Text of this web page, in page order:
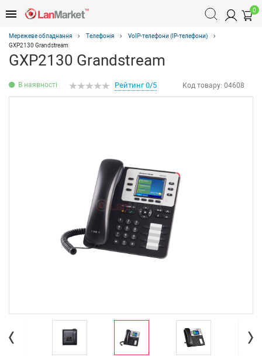
0
Мережеве обладнання Телефонія
VoIP-телефони (IP-телефони)
GXP2130 Grandstream
GXP2130 Grandstream
В наявності Код товару: 04608
Рейтинг 0/5